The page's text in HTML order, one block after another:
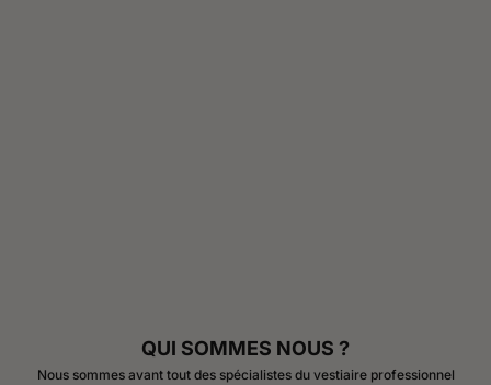
QUI SOMMES NOUS ?
Nous sommes avant tout des spécialistes du vestiaire professionnel